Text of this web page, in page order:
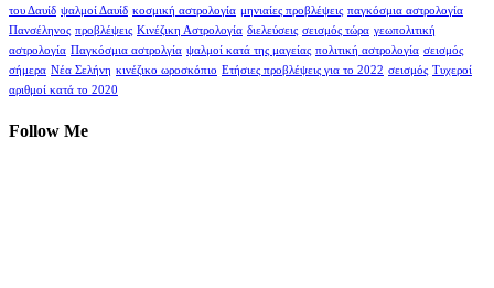
του Δαυίδ ψαλμοί Δαυίδ κοσμική αστρολογία μηνιαίες προβλέψεις παγκόσμια αστρολογία
Πανσέληνος προβλέψεις Κινέζικη Αστρολογία διελεύσεις σεισμός τώρα γεωπολιτική
αστρολογία Παγκόσμια αστρολγία ψαλμοί κατά της μαγείας πολιτική αστρολογία σεισμός
σήμερα Νέα Σελήνη κινέζικο ωροσκόπιο Ετήσιες προβλέψεις για το 2022 σεισμός Τυχεροί
αριθμοί κατά το 2020
Follow Me